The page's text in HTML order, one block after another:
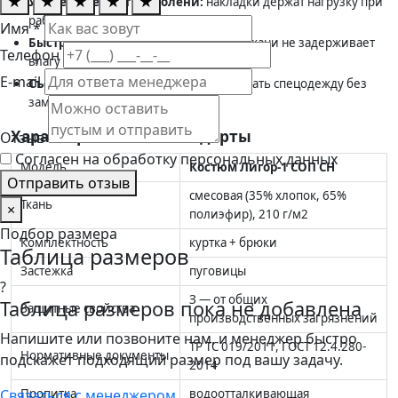
работе на корточках и упоре руками;
Быстрая сушка:полиэфир в составе ткани не задерживает
влагу после стирки;
Съёмная бирка: удобно ребрендировать спецодежду без
замены комплекта.
Характеристики и стандарты
Модель Костюм Лигор-1 СОП CH
Ткань
смесовая (35% хлопок, 65%
полиэфир), 210 г/м2
Комплектность
куртка + брюки
Застежка
пуговицы
Защитные свойства
З — от общих
производственных загрязнений
Нормативные документы
ТР ТС 019/2011, ГОСТ 12.4.280-
2014
Пропитка
водоотталкивающая
Имя *
Телефон
E-mail
Отзыв
Согласен на обработку персональных данных
Отправить отзыв
×
Подбор размера
Таблица размеров
?
Таблица размеров пока не добавлена
Напишите или позвоните нам, и менеджер быстро
подскажет подходящий размер под вашу задачу.